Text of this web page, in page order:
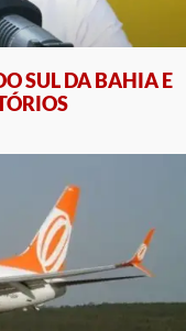
SUL DA BAHIA E